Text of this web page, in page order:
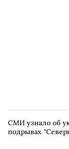
СМИ узнало об
подрывах